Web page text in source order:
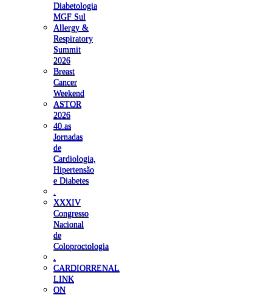
Diabetologia
MGF Sul
Allergy &
Respiratory
Summit
2026
Breast
Cancer
Weekend
ASTOR
2026
40.as
Jornadas
de
Cardiologia,
Hipertensão
e Diabetes
XXXIV
Congresso
Nacional
de
Coloproctologia
CARDIORRENAL
LINK
ON